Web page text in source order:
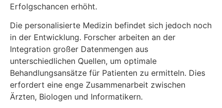
Erfolgschancen erhöht.
Die personalisierte Medizin befindet sich jedoch noch
in der Entwicklung. Forscher arbeiten an der
Integration großer Datenmengen aus
unterschiedlichen Quellen, um optimale
Behandlungsansätze für Patienten zu ermitteln. Dies
erfordert eine enge Zusammenarbeit zwischen
Ärzten, Biologen und Informatikern.